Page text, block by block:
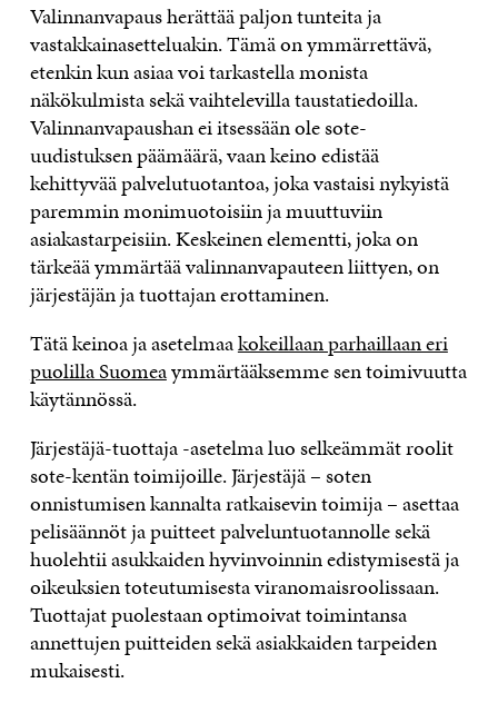
Valinnanvapaus herättää paljon tunteita ja
vastakkainasetteluakin. Tämä on ymmärrettävä,
etenkin kun asiaa voi tarkastella monista
näkökulmista sekä vaihtelevilla taustatiedoilla.
Valinnanvapaushan ei itsessään ole sote-
uudistuksen päämäärä, vaan keino edistää
kehittyvää palvelutuotantoa, joka vastaisi nykyistä
paremmin monimuotoisiin ja muuttuviin
asiakastarpeisiin. Keskeinen elementti, joka on
tärkeää ymmärtää valinnanvapauteen liittyen, on
järjestäjän ja tuottajan erottaminen.
Tätä keinoa ja asetelmaakokeillaan parhaillaan eri
puolilla Suomeaymmärtääksemme sen toimivuutta
käytännössä.
Järjestäjä-tuottaja -asetelma luo selkeämmät roolit
sote-kentän toimijoille. Järjestäjä – soten
onnistumisen kannalta ratkaisevin toimija – asettaa
pelisäännöt ja puitteet palveluntuotannolle sekä
huolehtii asukkaiden hyvinvoinnin edistymisestä ja
oikeuksien toteutumisesta viranomaisroolissaan.
Tuottajat puolestaan optimoivat toimintansa
annettujen puitteiden sekä asiakkaiden tarpeiden
mukaisesti.